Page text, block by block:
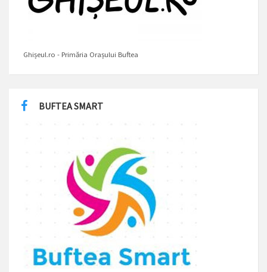
Ghișeul.ro - Primăria Orașului Buftea
BUFTEA SMART